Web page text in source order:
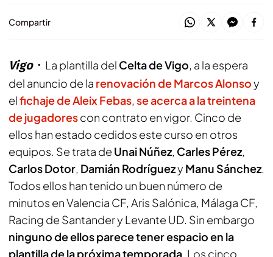
Compartir
Vigo La plantilla del Celta de Vigo, a la espera
del anuncio de la renovación de Marcos Alonsoy
elfichaje de Aleix Febas, se acerca a la treintena
de jugadorescon contrato en vigor. Cinco de
ellos han estado cedidos este curso en otros
equipos. Se trata de Unai Núñez, CarlesPérez,
CarlosDotor, Damián Rodríguezy Manu Sánchez.
Todos ellos han tenido un buen número de
minutos en Valencia CF, Aris Salónica, Málaga CF,
Racing de Santander y Levante UD. Sin embargo
ninguno de ellos parece tener espacio en la
plantilla de la próxima temporada. Los cinco